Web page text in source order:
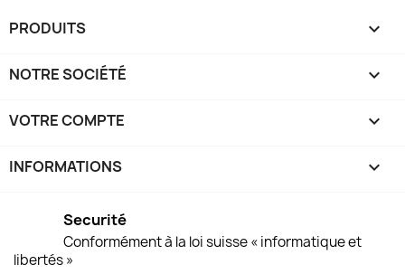
PRODUITS 
NOTRE SOCIÉTÉ 
VOTRE COMPTE 
INFORMATIONS keyboard_arrow_down
Securité
Conformément à la loi suisse « informatique et
libertés »